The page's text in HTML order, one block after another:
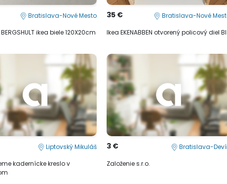
Bratislava-Nové Mesto
ikea biele 120X20cm
35 € Bratislava-Nové
Ikea EKENABBEN otvorený policový diel BI
Liptovský Mikuláš
kadernícke kreslo v
3 € Bratislava-
Založenie s.r.o.